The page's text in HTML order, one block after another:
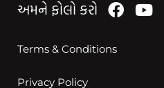
અમને ફોલો કરો
Terms & Conditions
Privacy Policy